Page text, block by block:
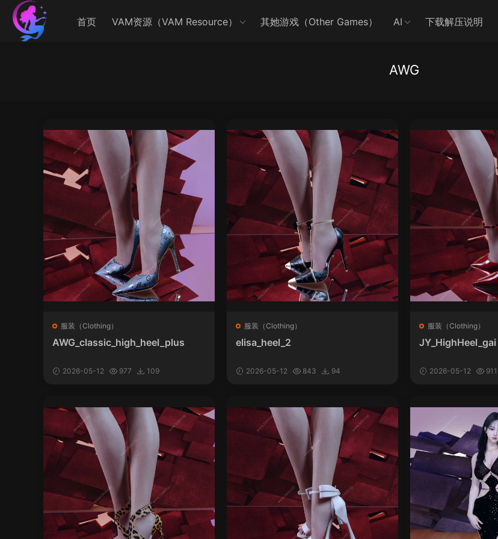
首页 VAM资源（VAM Resource） 其她游戏（Other Games） AI 下载解压说明
AWG
服装（Clothing）
AWG_classic_high_heel_plus
2026-05-12 977 109
服装（Clothing）
elisa_heel_2
2026-05-12 843 94
服装（Clothing）
JY_HighHeel_gai
2026-05-12 911